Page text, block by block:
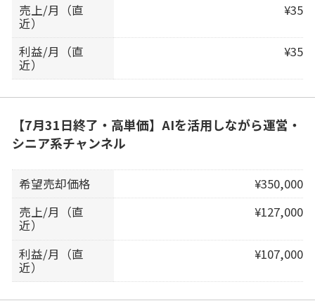
売上/月（直
近）
¥35
利益/月（直
近）
¥35
【7月31日終了・高単価】AIを活用しながら運営・
シニア系チャンネル
希望売却価格
¥350,000
売上/月（直
近）
¥127,000
利益/月（直
近）
¥107,000